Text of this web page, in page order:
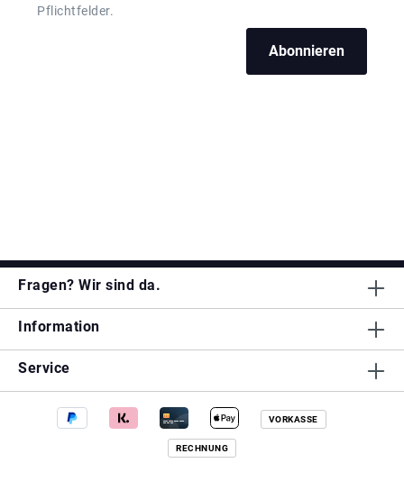
Pflichtfelder.
Abonnieren
Fragen? Wir sind da.
Information
Service
VORKASSE
RECHNUNG